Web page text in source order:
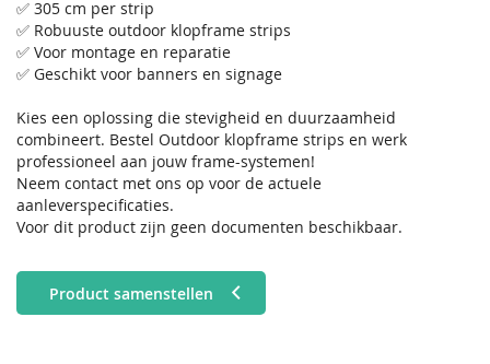
✅ 305 cm per strip
✅ Robuuste outdoor klopframe strips
✅ Voor montage en reparatie
✅ Geschikt voor banners en signage
Kies een oplossing die stevigheid en duurzaamheid
combineert. Bestel Outdoor klopframe strips en werk
professioneel aan jouw frame-systemen!
Neem contact met ons op voor de actuele
aanleverspecificaties.
Voor dit product zijn geen documenten beschikbaar.
Product samenstellen